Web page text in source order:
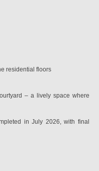
residential floors
– a lively space where
in July 2026, with final